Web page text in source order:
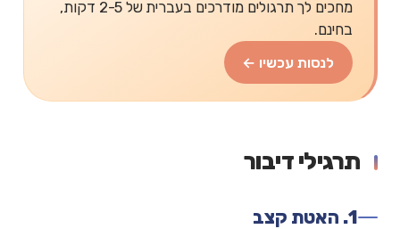
מחכים לך תרגולים מודרכים בעברית של 2-5 דקות,
בחינם.
לנסות עכשיו ←
תרגילי דיבור
1. האטת קצב